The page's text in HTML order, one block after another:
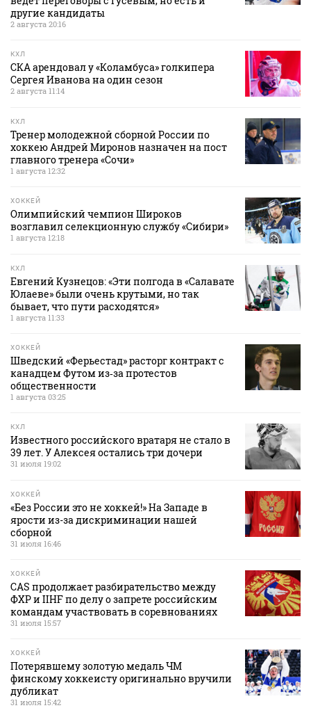
другие кандидаты
2 августа 20:16
КХЛ
СКА арендовал у «Коламбуса» голкипера
Сергея Иванова на один сезон
2 августа 11:14
КХЛ
Тренер молодежной сборной России по
хоккею Андрей Миронов назначен на пост
главного тренера «Сочи»
1 августа 12:32
ХОККЕЙ
Олимпийский чемпион Широков
возглавил селекционную службу «Сибири»
1 августа 12:18
КХЛ
Евгений Кузнецов: «Эти полгода в «Салавате
Юлаеве» были очень крутыми, но так
бывает, что пути расходятся»
1 августа 11:33
ХОККЕЙ
Шведский «Ферьестад» расторг контракт с
канадцем Футом из‑за протестов
общественности
1 августа 03:25
КХЛ
Известного российского вратаря не стало в
39 лет. У Алексея остались три дочери
31 июля 19:02
ХОККЕЙ
«Без России это не хоккей!» На Западе в
ярости из-за дискриминации нашей
сборной
31 июля 16:46
ХОККЕЙ
CAS продолжает разбирательство между
ФХР и IIHF по делу о запрете российским
командам участвовать в соревнованиях
31 июля 15:57
ХОККЕЙ
Потерявшему золотую медаль ЧМ
финскому хоккеисту оригинально вручили
дубликат
31 июля 15:42